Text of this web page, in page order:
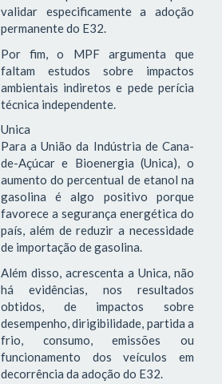
validar especificamente a adoção
permanente do E32.
Por fim, o MPF argumenta que
faltam estudos sobre impactos
ambientais indiretos e pede perícia
técnica independente.
Unica
Para a União da Indústria de Cana-
de-Açúcar e Bioenergia (Unica), o
aumento do percentual de etanol na
gasolina é algo positivo porque
favorece a segurança energética do
país, além de reduzir a necessidade
de importação de gasolina.
Além disso, acrescenta a Unica, não
há evidências, nos resultados
obtidos, de impactos sobre
desempenho, dirigibilidade, partida a
frio, consumo, emissões ou
funcionamento dos veículos em
decorrência da adoção do E32.